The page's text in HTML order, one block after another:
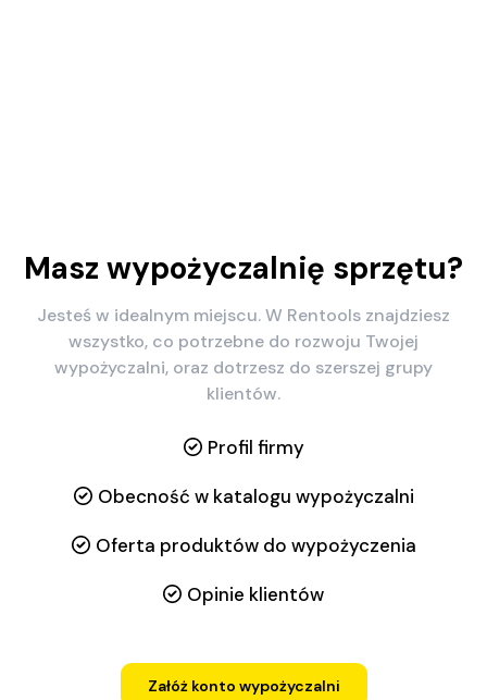
Masz wypożyczalnię sprzętu?
Jesteś w idealnym miejscu. W Rentools znajdziesz
wszystko, co potrzebne do rozwoju Twojej
wypożyczalni, oraz dotrzesz do szerszej grupy
klientów.
Profil firmy
Obecność w katalogu wypożyczalni
Oferta produktów do wypożyczenia
Opinie klientów
Załóż konto wypożyczalni